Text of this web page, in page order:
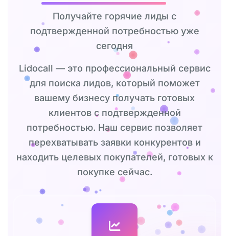
Получайте горячие лиды с
подтвержденной потребностью уже
сегодня
Lidocall — это профессиональный сервис
для поиска лидов, который поможет
вашему бизнесу получать готовых
клиентов с подтвержденной
потребностью. Наш сервис позволяет
перехватывать заявки конкурентов и
находить целевых покупателей, готовых к
покупке сейчас.